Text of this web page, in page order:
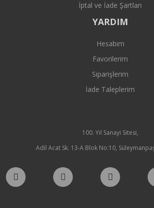
İptal ve İade Şartları
YARDIM
Hesabım
Favorilerim
Siparişlerim
İade Taleplerim
100. Yıl Sanayi Sitesi,
Adil Acat Sk. 13-A Blok No:10,